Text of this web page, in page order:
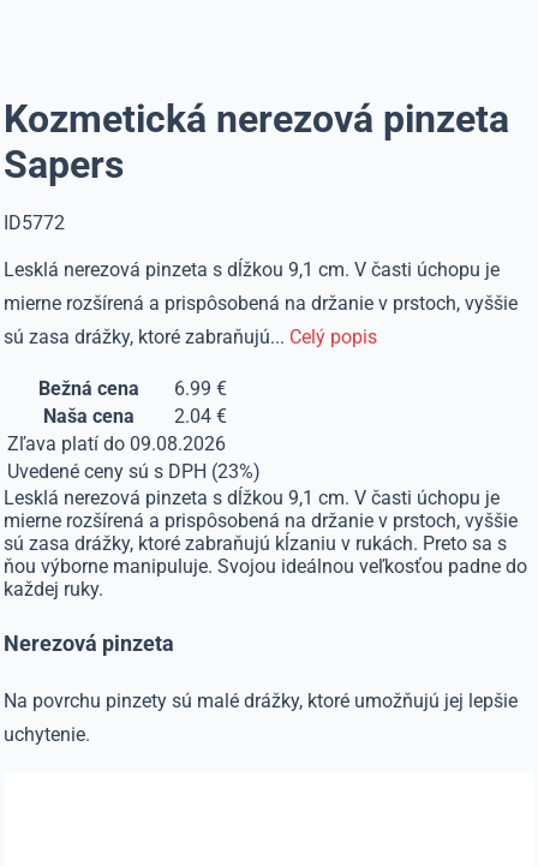
Kozmetická nerezová pinzeta
Sapers
ID5772
Lesklá nerezová pinzeta s dĺžkou 9,1 cm. V časti úchopu je
mierne rozšírená a prispôsobená na držanie v prstoch, vyššie
sú zasa drážky, ktoré zabraňujú... Celý popis
Bežná cena
6.99 €
Naša cena
2.04 €
Zľava platí do 09.08.2026
Uvedené ceny sú s DPH (23%)
Lesklá nerezová pinzeta s dĺžkou 9,1 cm. V časti úchopu je
mierne rozšírená a prispôsobená na držanie v prstoch, vyššie
sú zasa drážky, ktoré zabraňujú kĺzaniu v rukách. Preto sa s
ňou výborne manipuluje. Svojou ideálnou veľkosťou padne do
každej ruky.
Nerezová pinzeta
Na povrchu pinzety sú malé drážky, ktoré umožňujú jej lepšie
uchytenie.